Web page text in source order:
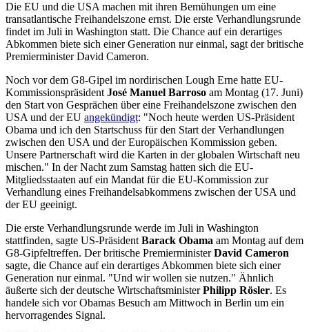
Die EU und die USA machen mit ihren Bemühungen um eine
transatlantische Freihandelszone ernst. Die erste Verhandlungsrunde
findet im Juli in Washington statt. Die Chance auf ein derartiges
Abkommen biete sich einer Generation nur einmal, sagt der britische
Premierminister David Cameron.
Noch vor dem G8-Gipel im nordirischen Lough Erne hatte EU-
Kommissionspräsident José Manuel Barroso am Montag (17. Juni)
den Start von Gesprächen über eine Freihandelszone zwischen den
USA und der EU angekündigt: "Noch heute werden US-Präsident
Obama und ich den Startschuss für den Start der Verhandlungen
zwischen den USA und der Europäischen Kommission geben.
Unsere Partnerschaft wird die Karten in der globalen Wirtschaft neu
mischen." In der Nacht zum Samstag hatten sich die EU-
Mitgliedsstaaten auf ein Mandat für die EU-Kommission zur
Verhandlung eines Freihandelsabkommens zwischen der USA und
der EU geeinigt.
Die erste Verhandlungsrunde werde im Juli in Washington
stattfinden, sagte US-Präsident Barack Obama am Montag auf dem
G8-Gipfeltreffen. Der britische PremierministerDavid Cameron
sagte, die Chance auf ein derartiges Abkommen biete sich einer
Generation nur einmal. "Und wir wollen sie nutzen." Ähnlich
äußerte sich der deutsche WirtschaftsministerPhilipp Rösler. Es
handele sich vor Obamas Besuch am Mittwoch in Berlin um ein
hervorragendes Signal.